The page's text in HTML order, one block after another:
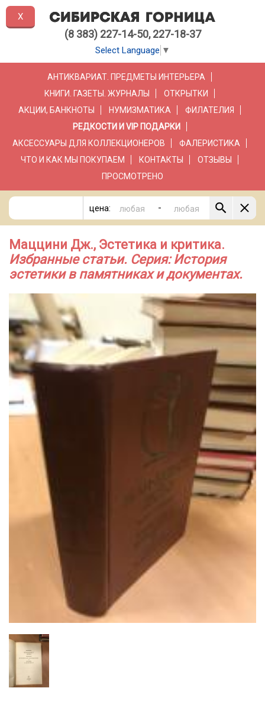
(8 383) 227-14-50, 227-18-37
Select Language ▼
АНТИКВАРИАТ. ПРЕДМЕТЫ ИНТЕРЬЕРА
КНИГИ. ГАЗЕТЫ. ЖУРНАЛЫ
ОТКРЫТКИ
АКЦИИ, БАНКНОТЫ
НУМИЗМАТИКА
ФИЛАТЕЛИЯ
РЕДКОСТИ И VIP ПОДАРКИ
АКСЕССУАРЫ ДЛЯ КОЛЛЕКЦИОНЕРОВ
ФАЛЕРИСТИКА
ЧТО И КАК МЫ ПОКУПАЕМ
КОНТАКТЫ
ОТЗЫВЫ
ПРОСМОТРЕНО
цена: -
Маццини Дж., Эстетика и критика.
Избранные статьи. Серия: История
эстетики в памятниках и документах.
X